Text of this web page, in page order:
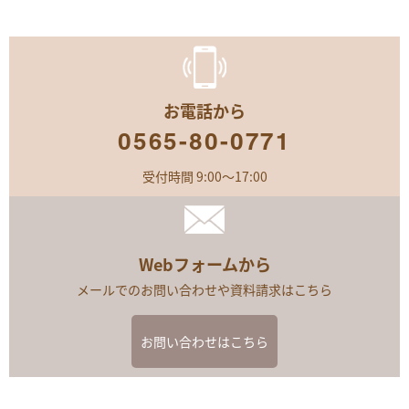
お電話から
0565-80-0771
受付時間 9:00～17:00
Webフォームから
メールでのお問い合わせや資料請求はこちら
お問い合わせはこちら